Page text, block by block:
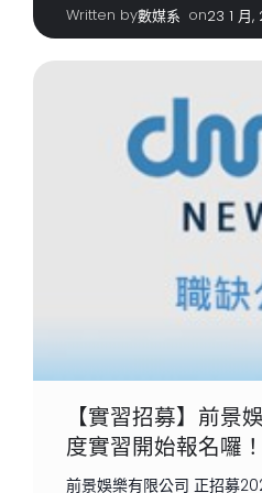
Written by數媒系 on23 1 月
【實習招募】前景
度實習開始報名囉！
前景娛樂有限公司 正招募